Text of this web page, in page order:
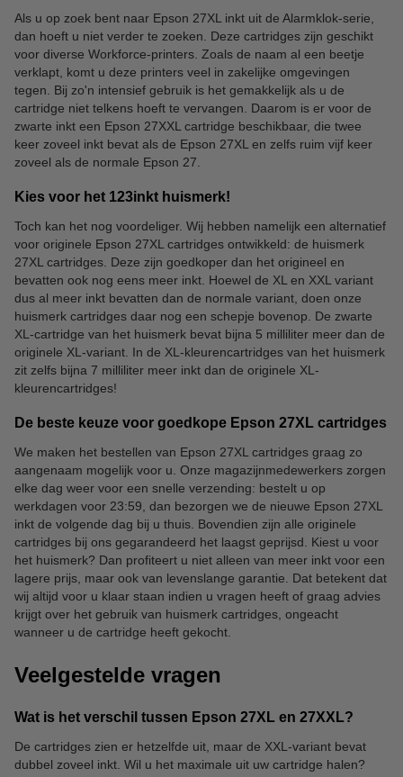
Als u op zoek bent naar Epson 27XL inkt uit de Alarmklok-serie,
dan hoeft u niet verder te zoeken. Deze cartridges zijn geschikt
voor diverse Workforce-printers. Zoals de naam al een beetje
verklapt, komt u deze printers veel in zakelijke omgevingen
tegen. Bij zo'n intensief gebruik is het gemakkelijk als u de
cartridge niet telkens hoeft te vervangen. Daarom is er voor de
zwarte inkt een Epson 27XXL cartridge beschikbaar, die twee
keer zoveel inkt bevat als de Epson 27XL en zelfs ruim vijf keer
zoveel als de normale Epson 27.
Kies voor het 123inkt huismerk!
Toch kan het nog voordeliger. Wij hebben namelijk een alternatief
voor originele Epson 27XL cartridges ontwikkeld: de huismerk
27XL cartridges. Deze zijn goedkoper dan het origineel en
bevatten ook nog eens meer inkt. Hoewel de XL en XXL variant
dus al meer inkt bevatten dan de normale variant, doen onze
huismerk cartridges daar nog een schepje bovenop. De zwarte
XL-cartridge van het huismerk bevat bijna 5 milliliter meer dan de
originele XL-variant. In de XL-kleurencartridges van het huismerk
zit zelfs bijna 7 milliliter meer inkt dan de originele XL-
kleurencartridges!
De beste keuze voor goedkope Epson 27XL cartridges
We maken het bestellen van Epson 27XL cartridges graag zo
aangenaam mogelijk voor u. Onze magazijnmedewerkers zorgen
elke dag weer voor een snelle verzending: bestelt u op
werkdagen voor 23:59, dan bezorgen we de nieuwe Epson 27XL
inkt de volgende dag bij u thuis. Bovendien zijn alle originele
cartridges bij ons gegarandeerd het laagst geprijsd. Kiest u voor
het huismerk? Dan profiteert u niet alleen van meer inkt voor een
lagere prijs, maar ook van levenslange garantie. Dat betekent dat
wij altijd voor u klaar staan indien u vragen heeft of graag advies
krijgt over het gebruik van huismerk cartridges, ongeacht
wanneer u de cartridge heeft gekocht.
Veelgestelde vragen
Wat is het verschil tussen Epson 27XL en 27XXL?
De cartridges zien er hetzelfde uit, maar de XXL-variant bevat
dubbel zoveel inkt. Wil u het maximale uit uw cartridge halen?